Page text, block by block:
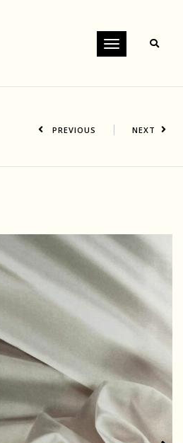
Toggle
PREVIOUS NEXT